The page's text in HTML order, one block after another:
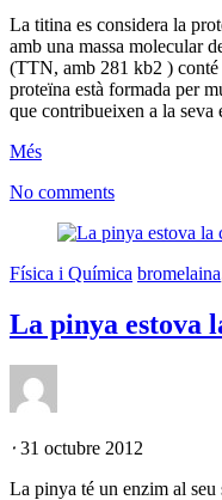
La titina es considera la
amb una massa molecular
(TTN, amb 281 kb2 ) conté
proteïna està formada per
que contribueixen a la
Més
No comments
Física i Química bromelaina
La pinya estova
⋅ 31 octubre 2012
La pinya té un enzim al